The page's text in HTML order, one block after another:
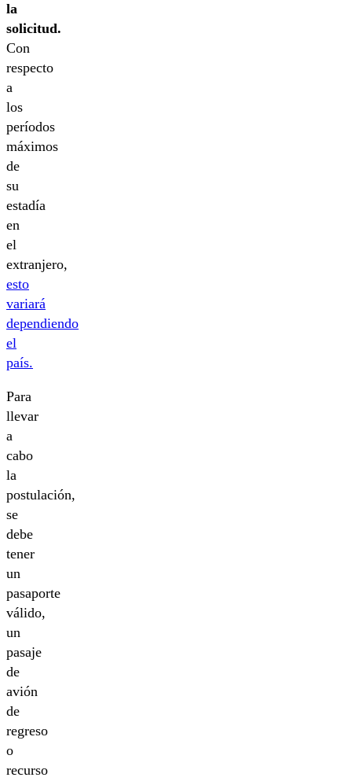
la
solicitud.
Con
respecto
a
los
períodos
máximos
de
su
estadía
en
el
extranjero,
esto
variará
dependiendo
el
país.
Para
llevar
a
cabo
la
postulación,
se
debe
tener
un
pasaporte
válido,
un
pasaje
de
avión
de
regreso
o
recurso